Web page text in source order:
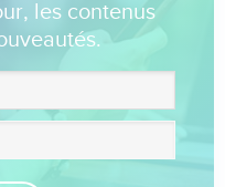
les contenus